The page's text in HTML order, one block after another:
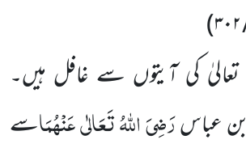
)
تعالیٰ کی آیتوں سے غافل ہیں۔
بن عباسرَضِیَ اللہُ تَعَالٰی عَنْہُمَاسے